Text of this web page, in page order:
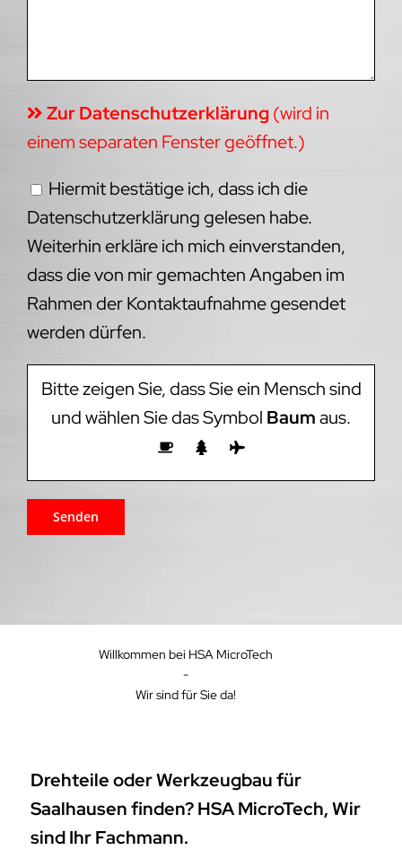
Zur Datenschutzerklärung(wird in
einem separaten Fenster geöffnet.)
Hiermit bestätige ich, dass ich die
Datenschutzerklärung gelesen habe.
Weiterhin erkläre ich mich einverstanden,
dass die von mir gemachten Angaben im
Rahmen der Kontaktaufnahme gesendet
werden dürfen.
Bitte zeigen Sie, dass Sie ein Mensch sind
und wählen Sie das Symbol Baumaus.
Willkommen bei HSA MicroTech
-
Wir sind für Sie da!
Drehteile oder Werkzeugbau für
Saalhausen finden? HSA MicroTech, Wir
sind Ihr Fachmann.